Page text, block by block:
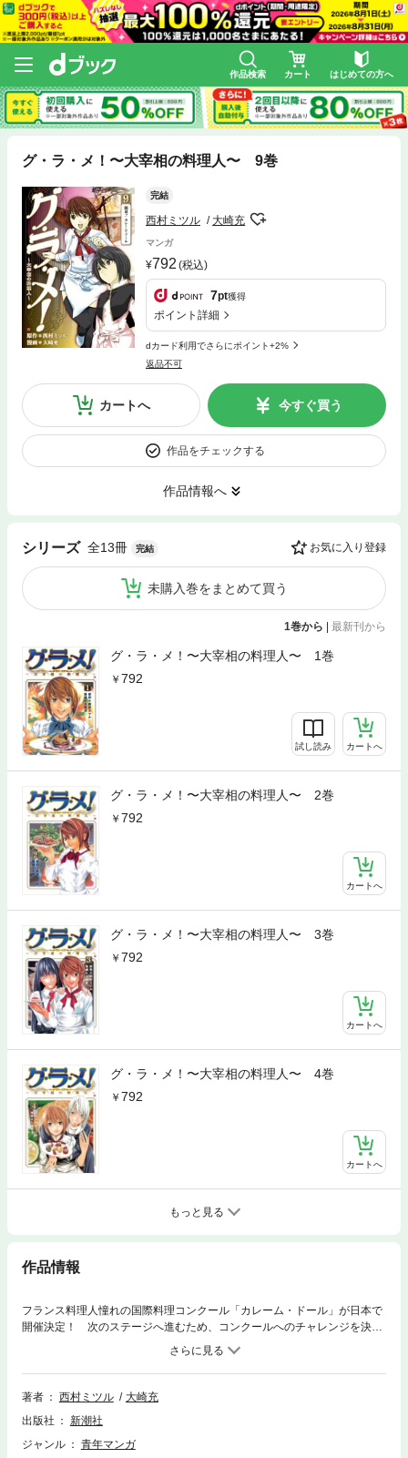
作品検索 カート はじめての方へ
グ・ラ・メ！〜大宰相の料理人〜 9巻
完結
西村ミツル 大崎充
マンガ
792 (税込)
7pt獲得
ポイント詳細
dカード利用でさらにポイント+2%
返品不可
カートへ 今すぐ買う
作品をチェックする
作品情報へ
シリーズ 全13冊 完結 お気に入り登録
未購入巻をまとめて買う
1巻から 最新刊から
グ・ラ・メ！〜大宰相の料理人〜 1巻
792
試し読み カートへ
グ・ラ・メ！〜大宰相の料理人〜 2巻
792
カートへ
グ・ラ・メ！〜大宰相の料理人〜 3巻
792
カートへ
グ・ラ・メ！〜大宰相の料理人〜 4巻
792
カートへ
もっと見る
作品情報
フランス料理人憧れの国際料理コンクール「カレーム・ドール」が日本で
開催決定！ 次のステージへ進むため、コンクールへのチャレンジを決意
するくるみ。しかしその前に新たなライバル出現!! くるみが育ったＮＫ
ホテルの代表だという10代の女性シェフ・山崎シェリは、挑発的な態度で
立ち向かってくる。その腕と技、料理センスに圧倒されっぱなしのくる
み。勝負の行方は……!? フレンチワールドカップ・スタート、新展開の
著者 西村ミツル
大崎充
出版社
新潮社
ジャンル
青年マンガ